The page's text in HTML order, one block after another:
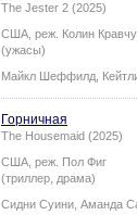
The Jester 2 (2025)
США, реж. Колин
(ужасы)
Майкл Шеффилд
Горничная
The Housemaid (2025)
США, реж. Пол Фиг
(триллер, драма)
Сидни Суини Аманда